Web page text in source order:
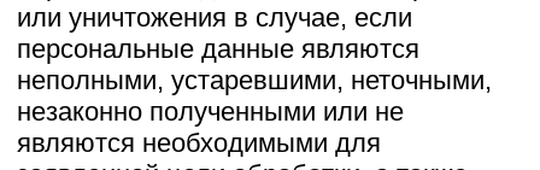
Оператора
Виды обработки персональных
данныхСбор, запись, систематизация,
накопление, хранение, уничтожение и
обезличивание персональных данных
7. Условия обработки персональных